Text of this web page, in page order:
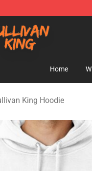
King Merchandise
Home
King Hoodie